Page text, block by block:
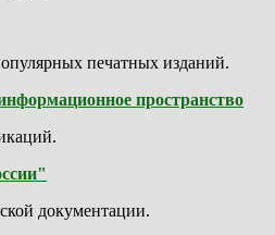
печатных изданий.
пространство
документации.